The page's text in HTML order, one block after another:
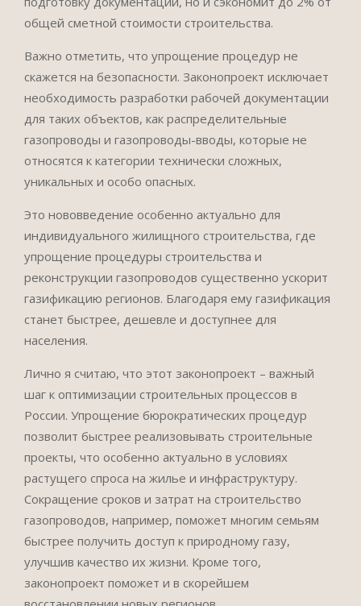
общей сметной стоимости строительства.
Важно отметить, что упрощение процедур не
скажется на безопасности. Законопроект исключает
необходимость разработки рабочей документации
для таких объектов, как распределительные
газопроводы и газопроводы-вводы, которые не
относятся к категории технически сложных,
уникальных и особо опасных.
Это нововведение особенно актуально для
индивидуального жилищного строительства, где
упрощение процедуры строительства и
реконструкции газопроводов существенно ускорит
газификацию регионов. Благодаря ему газификация
станет быстрее, дешевле и доступнее для
населения.
Лично я считаю, что этот законопроект – важный
шаг к оптимизации строительных процессов в
России. Упрощение бюрократических процедур
позволит быстрее реализовывать строительные
проекты, что особенно актуально в условиях
растущего спроса на жилье и инфраструктуру.
Сокращение сроков и затрат на строительство
газопроводов, например, поможет многим семьям
быстрее получить доступ к природному газу,
улучшив качество их жизни. Кроме того,
законопроект поможет и в скорейшем